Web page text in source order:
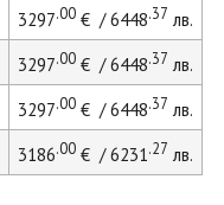
3297.00€ / 6448.37 лв.
3297.00€ / 6448.37 лв.
3297.00€ / 6448.37 лв.
3186.00€ / 6231.27 лв.